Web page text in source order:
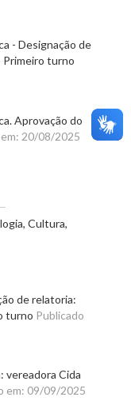
- Designação de
turno
Aprovação do
20/08/2025
Cultura,
de relatoria:
turno Publicado
vereadora Cida
em: 09/09/2025